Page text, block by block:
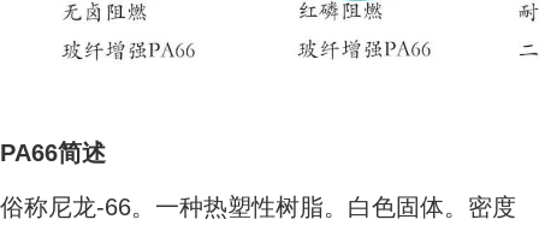
PA66简述
俗称尼龙-66。一种热塑性树脂。白色固体。密度